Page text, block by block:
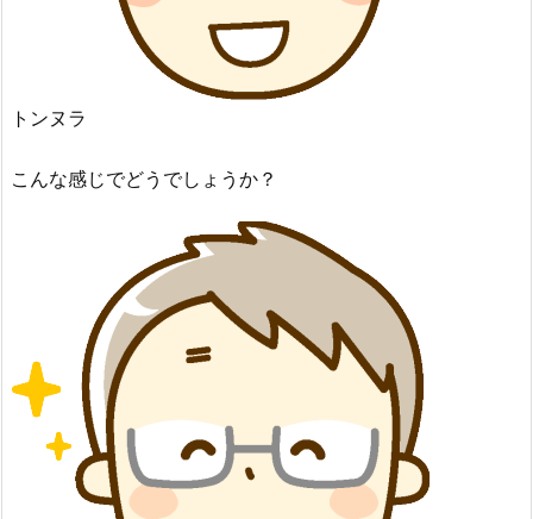
トンヌラ
こんな感じでどうでしょうか？